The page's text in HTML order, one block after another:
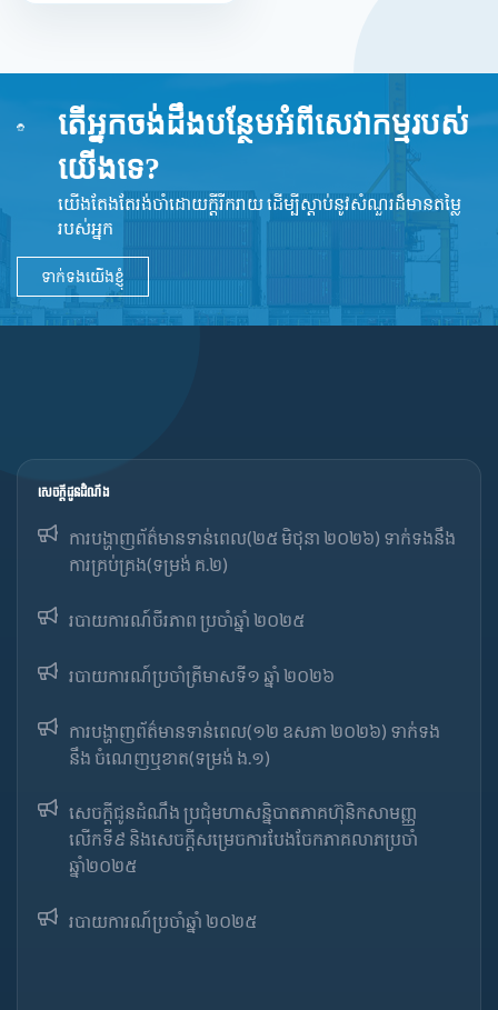
តើអ្នកចង់ដឹងបន្ថែមអំពីសេវាកម្មរបស់
យើងទេ?
យើងតែងតែរង់ចាំដោយក្ដីរីករាយ ដើម្បីស្តាប់នូវ​សំណួរដ៏​មានតម្លៃ
របស់អ្នក
ទាក់ទងយើងខ្ញុំ
សេចក្ដីជូនដំណឹង
ការបង្ហាញព័ត៌មានទាន់ពេល(២៥ មិថុនា ២០២៦) ទាក់ទងនឹង
ការគ្រប់គ្រង(ទម្រង់ គ.២)
របាយការណ៍ចីរភាព ប្រចាំឆ្នាំ ២០២៥
របាយការណ៍​​ប្រចាំ​ត្រីមាសទី១ ឆ្នាំ ២០២៦
ការបង្ហាញព័ត៌មានទាន់ពេល(១២ ឧសភា ២០២៦) ទាក់ទង
នឹង ចំណេញឬខាត(ទម្រង់ ង.១)
សេចក្តីជូនដំណឹង ប្រជុំមហាសន្និបាតភាគហ៊ុនិកសាមញ្ញ
លើកទី៩ និងសេចក្តីសម្រេចការបែងចែកភាគលាភប្រចាំ
ឆ្នាំ២០២៥​
របាយការណ៍​​ប្រចាំ​ឆ្នាំ ២០២៥